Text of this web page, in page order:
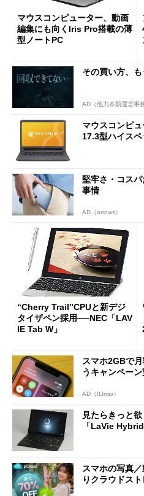
マウスコンピューター、動画
編集にも向くIris Pro搭載の薄
型ノートPC
その買い方、も
AD（他力本願運営事
マウスコンピ
17.3型ハイス
堅牢さ・コス
事情
AD（arrows）
“Cherry Trail”CPUと新デジ
タイザペン採用──NEC「LAV
IE Tab W」
スマホ2GBで
うキャンペーン
AD（IIJmio）
見たらきっと
「LaVie
スマホの写真
りクラウドス